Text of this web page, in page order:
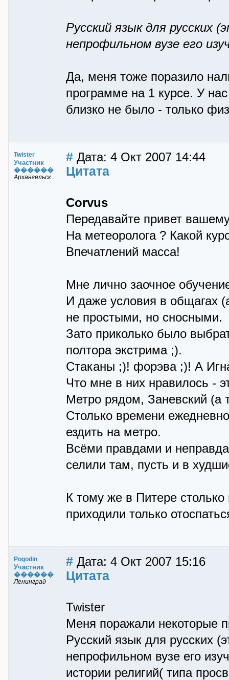
Русский язык для
непрофильном вузе его
Да, меня тоже поразило
программе на 1 курсе. У
близко не было - только
Twister
Участник
������
Архангельск
# Дата: 4 Окт 2007 14:44
Цитата
Corvus
Передавайте привет
На метеоролога ? Какой
Впечатлений масса!
Мне лично заочное
И даже условия в общагах
не простыми, но сносными.
Зато приколько было
полтора экстрима ;).
Стаканы ;)! форэва ;)! А
Что мне в них нравилось -
Метро рядом, Заневский
Столько времени
ездить на метро.
Всёми правдами и
селили там, пусть и в
К тому же в Питере
приходили только
Pogodin
Участник
������
Ленинград
# Дата: 4 Окт 2007 15:16
Цитата
Twister
Меня поражали некоторые
Русский язык для русских
непрофильном вузе его
истории религий( типа